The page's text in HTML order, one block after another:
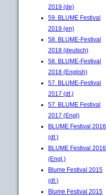
2019 (de)
59. BLUME Festival
2019 (en)
58. BLUME-Festival
2018 (deutsch)
58. BLUME-Festival
2018 (English)
57. BLUME-Festival
2017 (dt.)
57. BLUME Festival
2017 (Engl)
BLUME Festival 2016
(dt.)
BLUME Festival 2016
(Engl.)
Blume Festival 2015
(dt.)
Blume Festival 2015